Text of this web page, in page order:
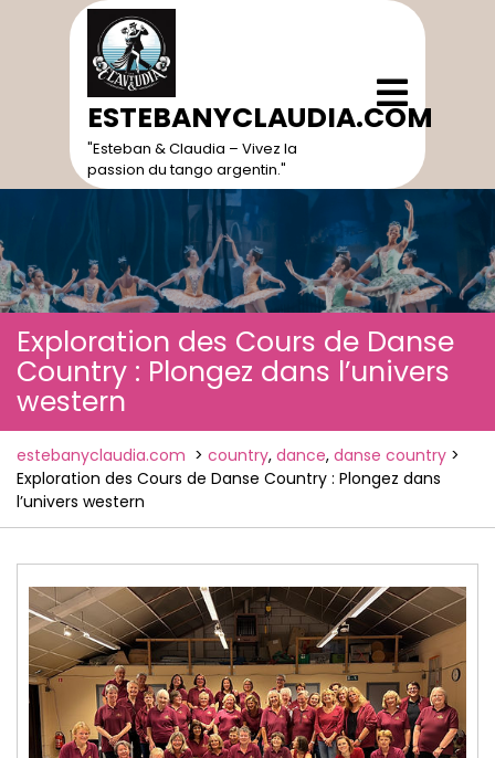
ESTEBANYCLAUDIA.COM
"Esteban & Claudia – Vivez la
passion du tango argentin."
Open
Menu
Exploration des Cours de Danse
Country : Plongez dans l’univers
western
estebanyclaudia.com > country, dance, danse country >
Exploration des Cours de Danse Country : Plongez dans
l’univers western